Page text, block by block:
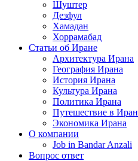
Шуштер
Дезфул
Хамадан
Хоррамабад
Статьи об Иране
Архитектура Ирана
География Ирана
История Ирана
Культура Ирана
Политика Ирана
Путешествие в Иран
Экономика Ирана
О компании
Job in Bandar Anzali
Вопрос ответ